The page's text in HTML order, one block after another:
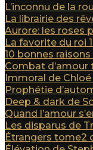
L’inconnu de la
La librairie des
Aurore: les roses
La favorite du roi
10 bonnes
Combat d’amour
Immoral de
Prophétie
Deep & dark de
Quand l’amour
Les disparus de
Étrangers tome2